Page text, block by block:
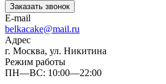
Заказать звонок
E-mail
belkacake@mail.ru
Адрес
г. Москва, ул. Никитина
Режим работы
ПН—ВС: 10:00—22:00